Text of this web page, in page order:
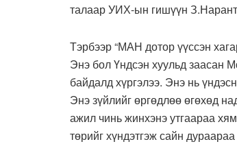
талаар УИХ-ын гишүүн
Тэрбээр “МАН дотор үүссэн
Энэ бол Үндсэн хуульд заасан
байдалд хүргэлээ. Энэ нь
Энэ зүйлийг өргөдлөө өгөхөд
ажил чинь жинхэнэ утгаараа
төрийг хүндэтгэж сайн